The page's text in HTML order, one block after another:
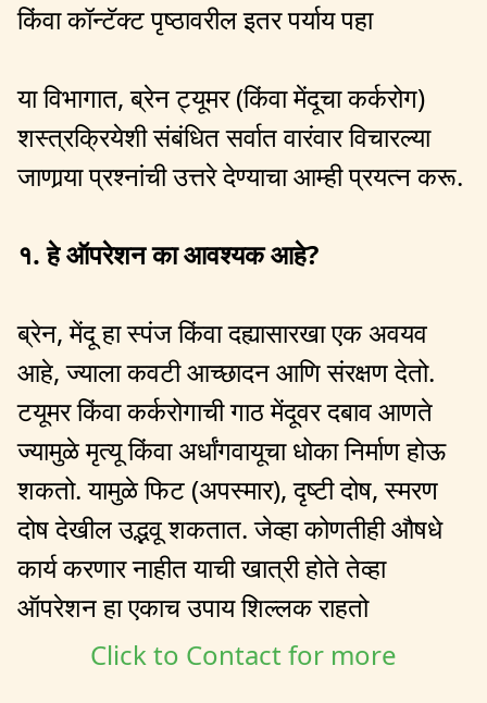
किंवा कॉन्टॅक्ट पृष्ठावरील इतर पर्याय पहा
या विभागात, ब्रेन ट्यूमर (किंवा मेंदूचा कर्करोग)
शस्त्रक्रियेशी संबंधित सर्वात वारंवार विचारल्या
जाणार्‍या प्रश्नांची उत्तरे देण्याचा आम्ही प्रयत्न करू.
१. हे ऑपरेशन का आवश्यक आहे?
ब्रेन, मेंदू हा स्पंज किंवा दह्यासारखा एक अवयव
आहे, ज्याला कवटी आच्छादन आणि संरक्षण देतो.
टयूमर किंवा कर्करोगाची गाठ मेंदूवर दबाव आणते
ज्यामुळे मृत्यू किंवा अर्धांगवायूचा धोका निर्माण होऊ
शकतो. यामुळे फिट (अपस्मार), दृष्टी दोष, स्मरण
दोष देखील उद्भवू शकतात. जेव्हा कोणतीही औषधे
कार्य करणार नाहीत याची खात्री होते तेव्हा
ऑपरेशन हा एकाच उपाय शिल्लक राहतो
Click to Contact for more